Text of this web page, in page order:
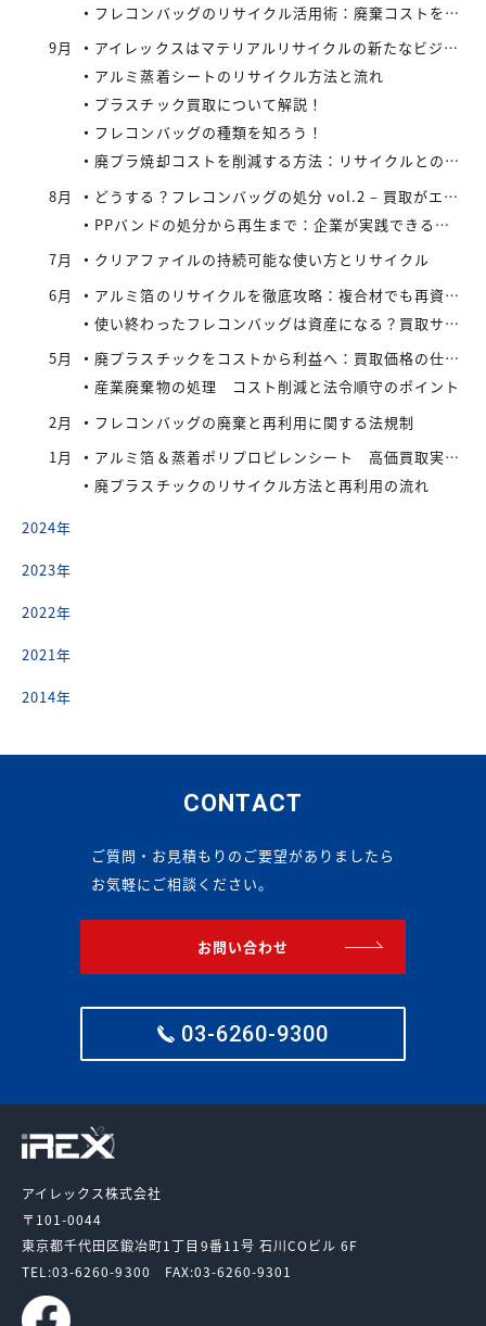
フレコンバッグのリサイクル活用術：廃棄コストを減らす具体策とは
9月
アイレックスはマテリアルリサイクルの新たなビジネスに着手
アルミ蒸着シートのリサイクル方法と流れ
プラスチック買取について解説！
フレコンバッグの種類を知ろう！
廃プラ焼却コストを削減する方法：リサイクルとの比較で見えてくる最適解
8月
どうする？フレコンバッグの処分 vol.2 – 買取がエコにつながる
PPバンドの処分から再生まで：企業が実践できるコスト効率の高い手法
7月
クリアファイルの持続可能な使い方とリサイクル
6月
アルミ箔のリサイクルを徹底攻略：複合材でも再資源化できる最新手法とアイレックス株式会社の取り組み
使い終わったフレコンバッグは資産になる？買取サービスを活用したリサイクル戦略
5月
廃プラスチックをコストから利益へ：買取価格の仕組みと高値で売るコツ
産業廃棄物の処理 コスト削減と法令順守のポイント
2月
フレコンバッグの廃棄と再利用に関する法規制
1月
アルミ箔＆蒸着ポリプロピレンシート 高価買取実施中
廃プラスチックのリサイクル方法と再利用の流れ
2024年
2023年
2022年
2021年
2014年
CONTACT
ご質問・お見積もりのご要望がありましたら
お気軽にご相談ください。
お問い合わせ
03-6260-9300
アイレックス株式会社
〒101-0044
東京都千代田区鍛冶町1丁目9番11号 石川COビル 6F
TEL:03-6260-9300 FAX:03-6260-9301